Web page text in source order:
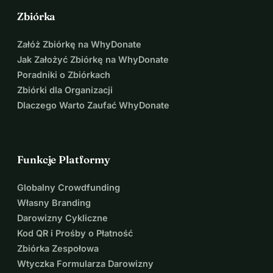
Zbiórka
Załóż Zbiórkę na WhyDonate
Jak Założyć Zbiórkę na WhyDonate
Poradniki o Zbiórkach
Zbiórki dla Organizacji
Dlaczego Warto Zaufać WhyDonate
Funkcje Platformy
Globalny Crowdfunding
Własny Branding
Darowizny Cykliczne
Kod QR i Prośby o Płatność
Zbiórka Zespołowa
Wtyczka Formularza Darowizny